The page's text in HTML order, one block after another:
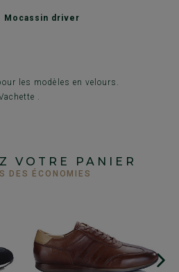
Mocassin driver
les modèles en velours.
.
VOTRE PANIER
DES ÉCONOMIES